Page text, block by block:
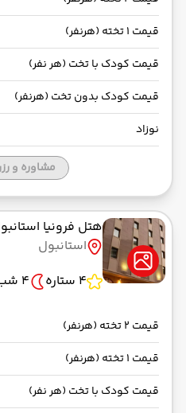
قیمت 1 تخته (هرنفر)
قیمت کودک با تخت (هر نفر)
قیمت کودک بدون تخت (هرنفر)
نوزاد
مشاوره و
هتل فرونیا
استانبول
4 ستاره
4 شب
قیمت 2 تخته (هرنفر)
قیمت 1 تخته (هرنفر)
قیمت کودک با تخت (هر نفر)